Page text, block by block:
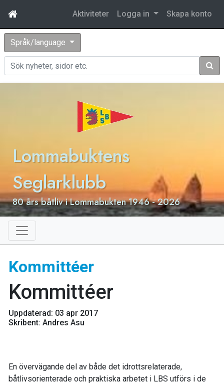
Aktiviteter Logga in Skapa konto
Språk/language
Sök
Lommabuktens
Seglarklubb
80 års båtliv i Lommabukten 1946 - 2026
Kommittéer
Kommittéer
Uppdaterad: 03 apr 2017
Skribent: Andres Asu
En övervägande del av både det idrottsrelaterade,
båtlivsorienterade och praktiska arbetet i LBS utförs i de